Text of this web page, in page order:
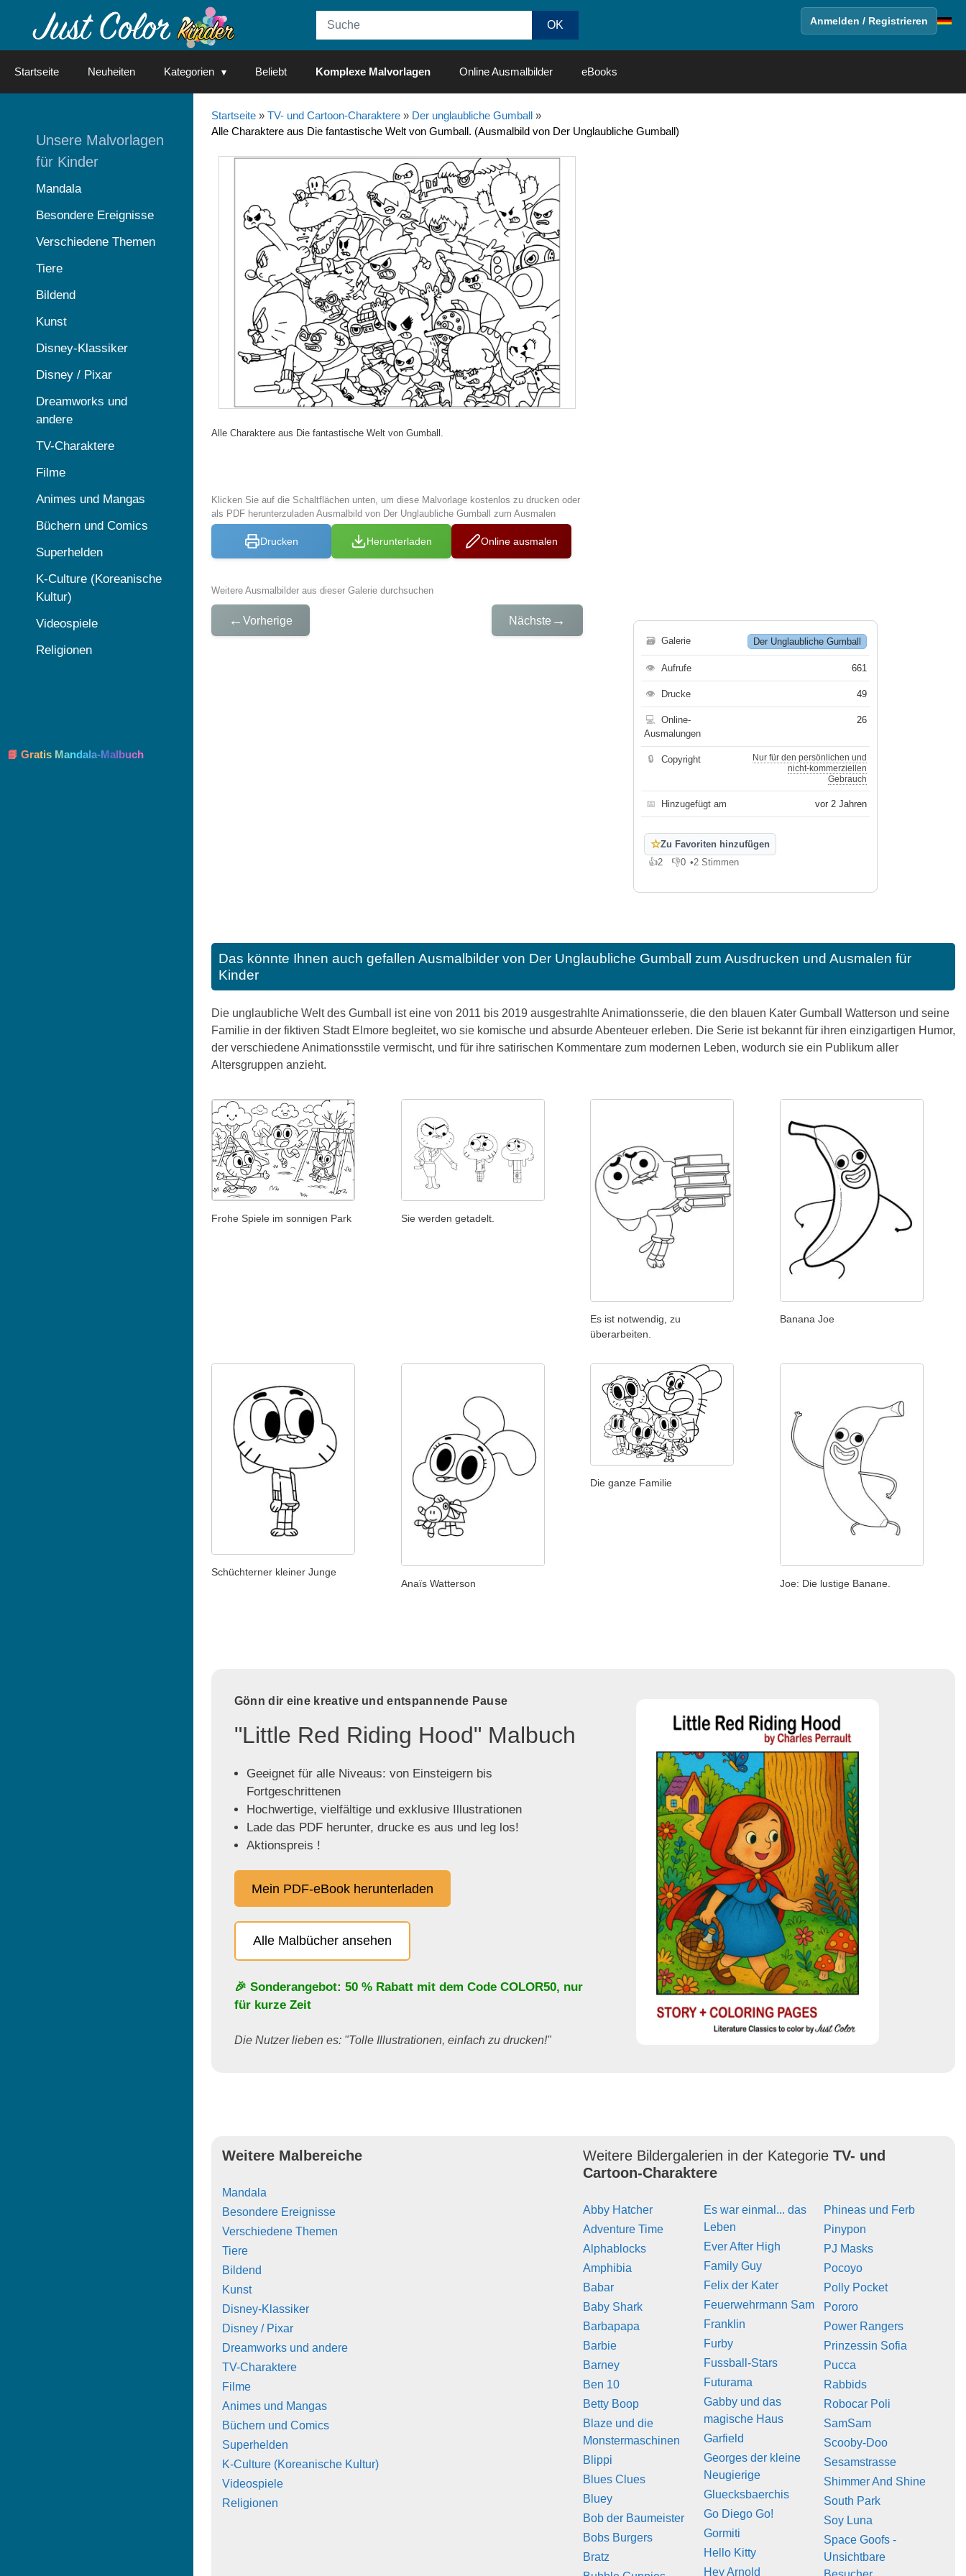
Anmelden / Registrieren
Startseite Neuheiten Kategorien Beliebt Komplexe Malvorlagen Online Ausmalbilder eBooks
Startseite» TV- und Cartoon-Charaktere» Der unglaubliche Gumball»
Alle Charaktere aus Die fantastische Welt von Gumball. (Ausmalbild von Der Unglaubliche Gumball)
Alle Charaktere aus Die fantastische Welt von Gumball.
Klicken Sie auf die Schaltflächen unten, um diese Malvorlage kostenlos zu drucken oder
als PDF herunterzuladen Ausmalbild von Der Unglaubliche Gumball zum Ausmalen
Drucken Herunterladen Online ausmalen
Weitere Ausmalbilder aus dieser Galerie durchsuchen
← Vorherige Nächste →
🗃 Galerie Der Unglaubliche Gumball
👁 Aufrufe 661
👁 Drucke 49
💻
Online-
Ausmalungen
26
🔒 Copyright
Nur für den persönlichen und
nicht-kommerziellen
Gebrauch
📅 Hinzugefügt am vor 2 Jahren
☆Zu Favoriten hinzufügen
👍2
Gefällt mir
👎0
Gefällt mir nicht
•2 Stimmen
Das könnte Ihnen auch gefallen Ausmalbilder von Der Unglaubliche Gumball zum Ausdrucken und Ausmalen für
Kinder
Die unglaubliche Welt des Gumball ist eine von 2011 bis 2019 ausgestrahlte Animationsserie, die den blauen Kater Gumball Watterson und seine
Familie in der fiktiven Stadt Elmore begleitet, wo sie komische und absurde Abenteuer erleben. Die Serie ist bekannt für ihren einzigartigen Humor,
der verschiedene Animationsstile vermischt, und für ihre satirischen Kommentare zum modernen Leben, wodurch sie ein Publikum aller
Altersgruppen anzieht.
Frohe Spiele im sonnigen Park Sie werden getadelt.
Es ist notwendig, zu
überarbeiten.
Banana Joe
Schüchterner kleiner Junge
Anaïs Watterson
Die ganze Familie
Joe: Die lustige Banane.
Gönn dir eine kreative und entspannende Pause
"Little Red Riding Hood" Malbuch
Geeignet für alle Niveaus: von Einsteigern bis
Fortgeschrittenen
Hochwertige, vielfältige und exklusive Illustrationen
Lade das PDF herunter, drucke es aus und leg los!
Aktionspreis !
Mein PDF-eBook herunterladen
Alle Malbücher ansehen
🎉 Sonderangebot: 50 % Rabatt mit dem Code COLOR50, nur
für kurze Zeit
Die Nutzer lieben es: "Tolle Illustrationen, einfach zu drucken!"
Weitere Malbereiche
Mandala
Besondere Ereignisse
Verschiedene Themen
Tiere
Bildend
Kunst
Disney-Klassiker
Disney / Pixar
Dreamworks und andere
TV-Charaktere
Filme
Animes und Mangas
Büchern und Comics
Superhelden
K-Culture (Koreanische Kultur)
Videospiele
Religionen
Weitere Bildergalerien in der KategorieTV- und
Cartoon-Charaktere
Abby Hatcher
Adventure Time
Alphablocks
Amphibia
Babar
Baby Shark
Barbapapa
Barbie
Barney
Ben 10
Betty Boop
Blaze und die
Monstermaschinen
Blippi
Blues Clues
Bluey
Bob der Baumeister
Bobs Burgers
Bratz
Es war einmal... das
Leben
Ever After High
Family Guy
Felix der Kater
Feuerwehrmann Sam
Franklin
Furby
Fussball-Stars
Futurama
Gabby und das
magische Haus
Garfield
Georges der kleine
Neugierige
Gluecksbaerchis
Go Diego Go!
Gormiti
Hello Kitty
Hey Arnold
Phineas und Ferb
Pinypon
PJ Masks
Pocoyo
Polly Pocket
Pororo
Power Rangers
Prinzessin Sofia
Pucca
Rabbids
Robocar Poli
SamSam
Scooby-Doo
Sesamstrasse
Shimmer And Shine
South Park
Soy Luna
Space Goofs -
Unsichtbare
Unsere Malvorlagen
für Kinder
Mandala
Besondere Ereignisse
Verschiedene Themen
Tiere
Bildend
Kunst
Disney-Klassiker
Disney / Pixar
Dreamworks und
andere
TV-Charaktere
Filme
Animes und Mangas
Büchern und Comics
Superhelden
K-Culture (Koreanische
Kultur)
Videospiele
Religionen
📘 Gratis Mandala-Malbuch